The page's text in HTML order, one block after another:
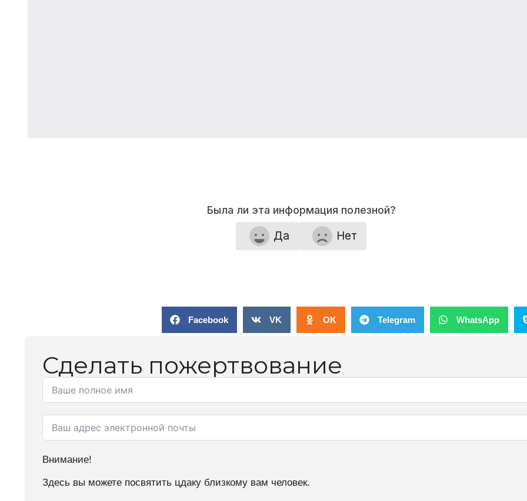
Была ли эта информация полезной?
Да Нет
Facebook VK OK Telegram WhatsApp
Сделать пожертвование
Внимание!
Здесь вы можете посвятить цдаку близкому вам человек.